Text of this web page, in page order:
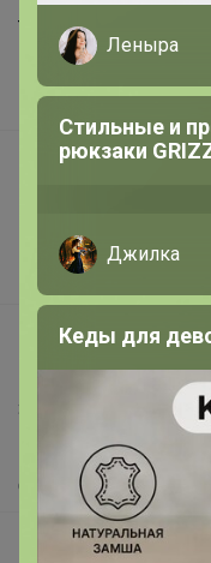
Торговые марки
Наша команда
В наличии
Подарочные
Поставщикам
Вакансии
support@24-ok.ru
Написать в
Защита покупателя
Помощь
О нас
Все предложения
Леныра
Стильные и
рюкзаки
Джилка
Кеды для